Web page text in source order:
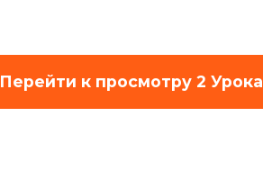
Перейти к просмотру 2 Урока